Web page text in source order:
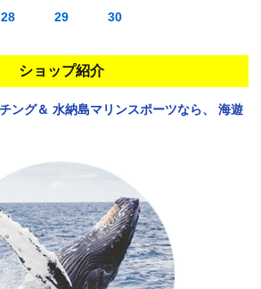
28 29 30
ショップ紹介
ング＆ 水納島マリンスポーツなら、
海遊